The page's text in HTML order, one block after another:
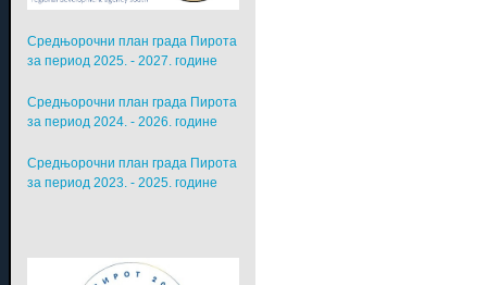
Средњорочни план града Пирота
за период 2025. - 2027. године
Средњорочни план града Пирота
за период 2024. - 2026. године
Средњорочни план града Пирота
за период 2023. - 2025. године